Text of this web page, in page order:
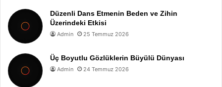
Düzenli Dans Etmenin Beden ve Zihin
Üzerindeki Etkisi
Admin 25 Temmuz 2026
Üç Boyutlu Gözlüklerin Büyülü Dünyası
Admin 24 Temmuz 2026